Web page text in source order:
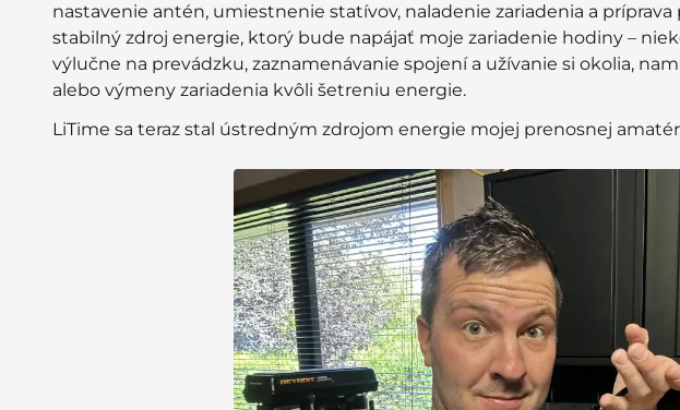
nastavenie antén, umiestnenie statívov, naladenie zariadenia a
stabilný zdroj energie, ktorý bude napájať moje zariadenie hodiny –
výlučne na prevádzku, zaznamenávanie spojení a užívanie si okolia,
alebo výmeny zariadenia kvôli šetreniu energie.
LiTime sa teraz stal ústredným zdrojom energie mojej prenosnej